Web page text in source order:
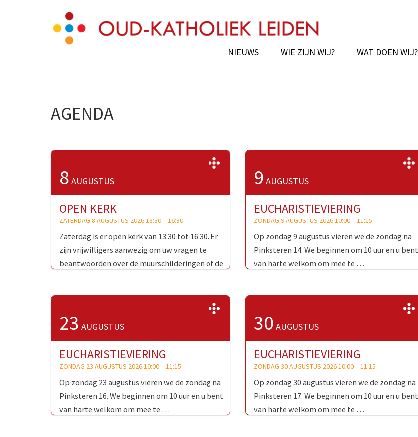
Oud-Katholieke Parochie van Leiden
NIEUWS WIE ZIJN WIJ? WAT DOEN WIJ?
AGENDA
OPEN KERK
8 AUGUSTUS
ZATERDAG 8 AUGUSTUS 2026 13:30–16:30
Zaterdag is er open kerk van 13:30 tot 16:30. Er
zijn vrijwilligers aanwezig om uw vragen te
beantwoorden over de muurschilderingen of de
EUCHARISTIEVIERING
9 AUGUSTUS
ZONDAG 9 AUGUSTUS 2026 10:00–11:15
Op zondag 9 augustus vieren we de zondag na
Pinksteren 14. We beginnen om 10 uur en u bent
van harte welkom om mee te …
EUCHARISTIEVIERING
23 AUGUSTUS
ZONDAG 23 AUGUSTUS 2026 10:00–11:15
Op zondag 23 augustus vieren we de zondag na
Pinksteren 16. We beginnen om 10 uur en u bent
van harte welkom om mee te …
EUCHARISTIEVIERING
30 AUGUSTUS
ZONDAG 30 AUGUSTUS 2026 10:00–11:15
Op zondag 30 augustus vieren we de zondag na
Pinksteren 17. We beginnen om 10 uur en u bent
van harte welkom om mee te …